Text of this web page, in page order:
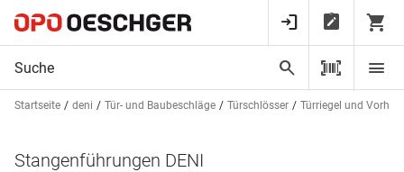
Startseite deni Tür- und Baubeschläge Türschlösser Türriegel und
Stangenführungen DENI